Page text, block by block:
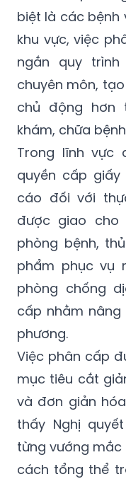
biệt là các bệnh
khu vực, việc
ngắn quy
chuyên môn,
chủ động hơn
khám, chữa
Trong lĩnh vực
quyền cấp
cáo đối với
được giao cho
phòng bệnh,
phẩm phục vụ
phòng chống
cấp nhằm
phương.
Việc phân cấp
mục tiêu cắt
và đơn giản
thấy Nghị
từng vướng
cách tổng thể